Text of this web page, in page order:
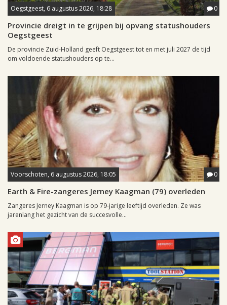
Oegstgeest, 6 augustus 2026, 18:28 0
Provincie dreigt in te grijpen bij opvang statushouders
Oegstgeest
De provincie Zuid-Holland geeft Oegstgeest tot en met juli 2027 de tijd
om voldoende statushouders op te...
Voorschoten, 6 augustus 2026, 18:05 0
Earth & Fire-zangeres Jerney Kaagman (79) overleden
Zangeres Jerney Kaagman is op 79-jarige leeftijd overleden. Ze was
jarenlang het gezicht van de succesvolle...